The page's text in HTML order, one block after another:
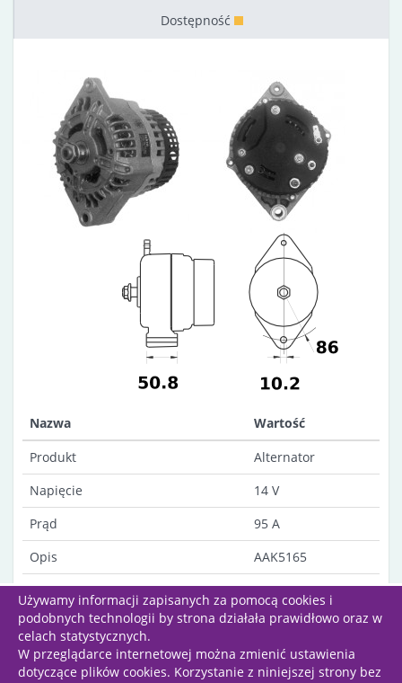
Używamy informacji zapisanych za pomocą cookies i
podobnych technologii by strona działała prawidłowo oraz w
celach statystycznych.
W przeglądarce internetowej można zmienić ustawienia
dotyczące plików cookies. Korzystanie z niniejszej strony bez
Dostępność
Nazwa
Wartość
Produkt
Alternator
Napięcie
14 V
Prąd
95 A
Opis
AAK5165
Uwagi
Dust-proof